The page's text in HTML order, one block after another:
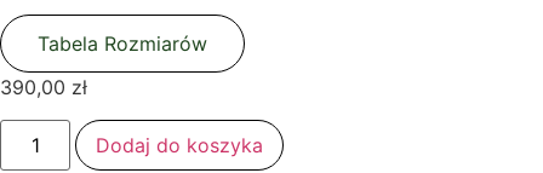
Tabela Rozmiarów
390,00 zł
Dodaj do koszyka